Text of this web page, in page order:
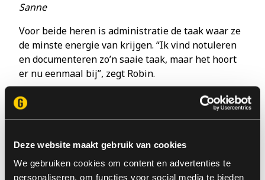
Deze website maakt gebruik van cookies
We gebruiken cookies om content en advertenties te
personaliseren, om functies voor social media te bieden
Sanne
Voor beide heren is administratie de taak waar ze
de minste energie van krijgen. “Ik vind notuleren
en documenteren zo’n saaie taak, maar het hoort
er nu eenmaal bij”, zegt Robin.